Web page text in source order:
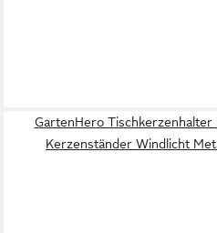
GartenHero
Kerzenständer Windlicht